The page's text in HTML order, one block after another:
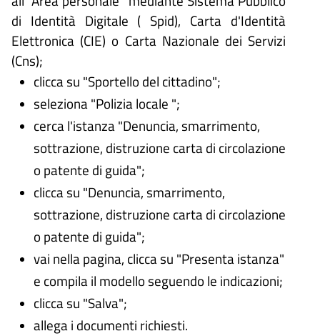
di Identità Digitale ( Spid), Carta d'Identità
Elettronica (CIE) o Carta Nazionale dei Servizi
(Cns);
clicca su "Sportello del cittadino";
seleziona "Polizia locale ";
cerca l'istanza "Denuncia, smarrimento,
sottrazione, distruzione carta di circolazione
o patente di guida";
clicca su "Denuncia, smarrimento,
sottrazione, distruzione carta di circolazione
o patente di guida";
vai nella pagina, clicca su "Presenta istanza"
e compila il modello seguendo le indicazioni;
clicca su "Salva";
allega i documenti richiesti.